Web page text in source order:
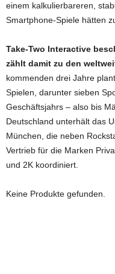
einem kalkulierbareren,
Smartphone-Spiele hätten
Take-Two Interactive
zählt damit zu den
kommenden drei Jahre
Spielen, darunter sieben
Geschäftsjahrs – also bis
Deutschland unterhält das
München, die neben
Vertrieb für die Marken
und 2K koordiniert.
Keine Produkte gefunden.